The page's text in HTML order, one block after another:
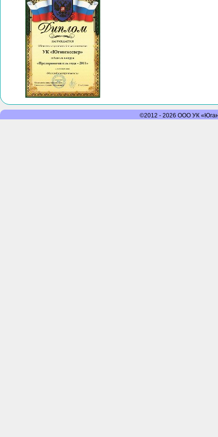
©2012 - 2026 ООО УК